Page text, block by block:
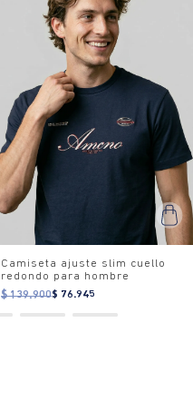
Camiseta ajuste slim cuello
redondo para hombre
$ 139.900$ 76.945